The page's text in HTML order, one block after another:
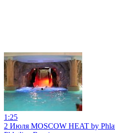
1:25
2 Июля MOSCOW HEAT by